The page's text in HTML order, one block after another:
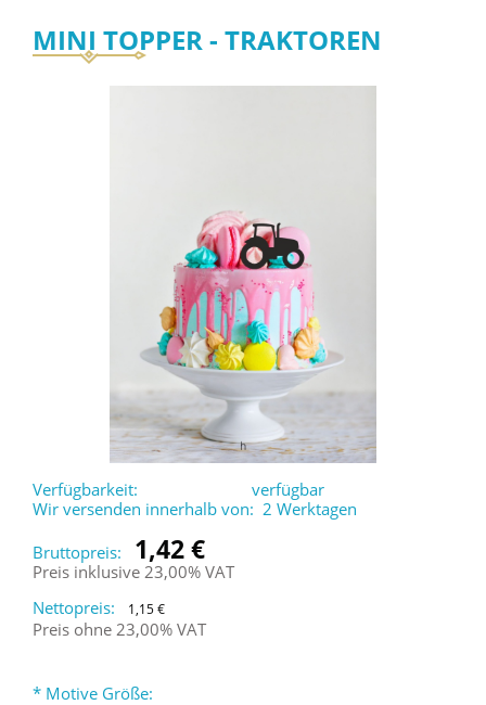
MINI TOPPER - TRAKTOREN
Verfügbarkeit:
verfügbar
Wir versenden innerhalb von: 2 Werktagen
Bruttopreis:
1,42 €
Preis inklusive 23,00% VAT
Nettopreis:
1,15 €
Preis ohne 23,00% VAT
* Motive Größe: